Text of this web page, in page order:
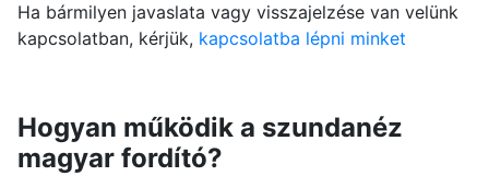
Ha bármilyen javaslata vagy visszajelzése van velünk
kapcsolatban, kérjük, kapcsolatba lépni minket
Hogyan működik a szundanéz
magyar fordító?